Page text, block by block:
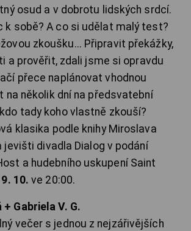
osud a v dobrotu lidských srdcí.
k sobě? A co si udělat malý test?
zkoušku... Připravit překážky,
a prověřit, zdali jsme si opravdu
přece naplánovat vhodnou
na několik dní na předsvatební
tady koho vlastně zkouší?
klasika podle knihy Miroslava
jevišti divadla Dialog v podání
a hudebního uskupení Saint
9. 10. ve 20:00.
+ Gabriela V. G.
večer s jednou z nejzářivějších